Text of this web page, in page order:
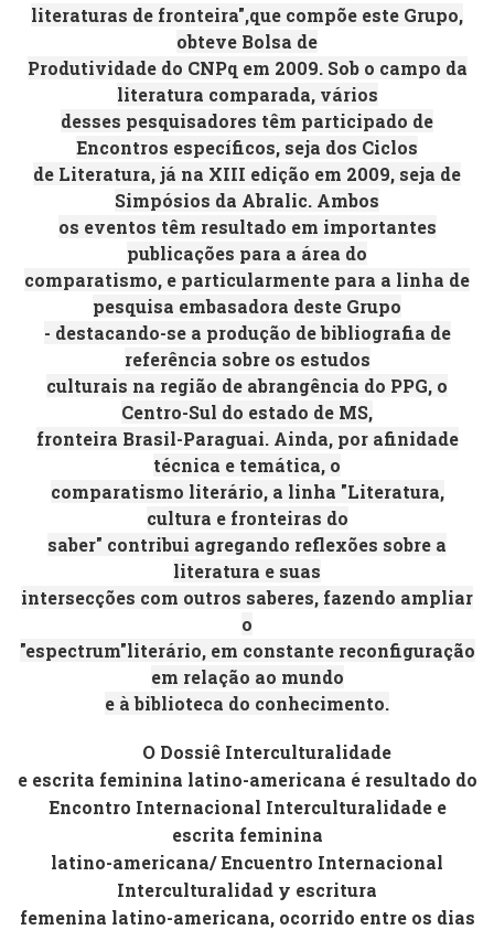
literaturas de fronteira",que compõe este Grupo,
obteve Bolsa de
Produtividade do CNPq em 2009. Sob o campo da
literatura comparada, vários
desses pesquisadores têm participado de
Encontros específicos, seja dos Ciclos
de Literatura, já na XIII edição em 2009, seja de
Simpósios da Abralic. Ambos
os eventos têm resultado em importantes
publicações para a área do
comparatismo, e particularmente para a linha de
pesquisa embasadora deste Grupo
- destacando-se a produção de bibliografia de
referência sobre os estudos
culturais na região de abrangência do PPG, o
Centro-Sul do estado de MS,
fronteira Brasil-Paraguai. Ainda, por afinidade
técnica e temática, o
comparatismo literário, a linha "Literatura,
cultura e fronteiras do
saber" contribui agregando reflexões sobre a
literatura e suas
intersecções com outros saberes, fazendo ampliar
o
"espectrum"literário, em constante reconfiguração
em relação ao mundo
e à biblioteca do conhecimento.
O Dossiê Interculturalidade
e escrita feminina latino-americana é resultado do
Encontro Internacional Interculturalidade e
escrita feminina
latino-americana/ Encuentro Internacional
Interculturalidad y escritura
femenina latino-americana, ocorrido entre os dias